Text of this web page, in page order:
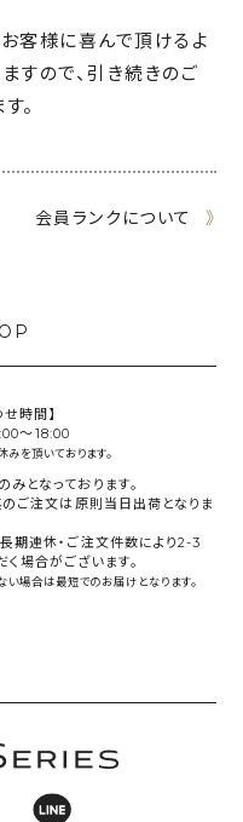
客様に喜んで頂けるよ
すので、引き続きのご
。
会員ランクについて 》
時間】
～18:00
を頂いております。
となっております。
ご注文は原則当日出荷となりま
長期連休・ご注文件数により2-3
場合がございます。
場合は最短でのお届けとなります。